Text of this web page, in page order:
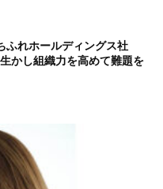
れホールディングス社
かし組織力を高めて難題を